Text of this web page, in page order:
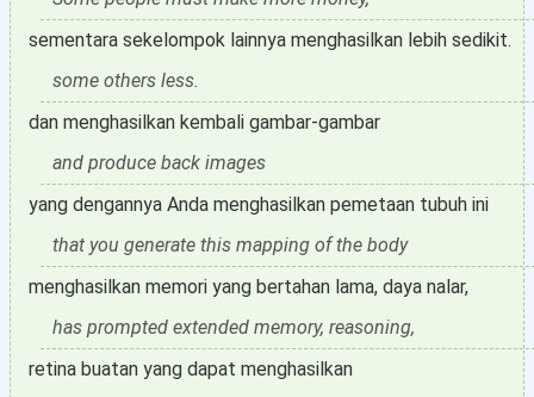
sementara sekelompok lainnya menghasilkan lebih sedikit.
some others less.
dan menghasilkan kembali gambar-gambar
and produce back images
yang dengannya Anda menghasilkan pemetaan tubuh ini
that you generate this mapping of the body
menghasilkan memori yang bertahan lama, daya nalar,
has prompted extended memory, reasoning,
retina buatan yang dapat menghasilkan